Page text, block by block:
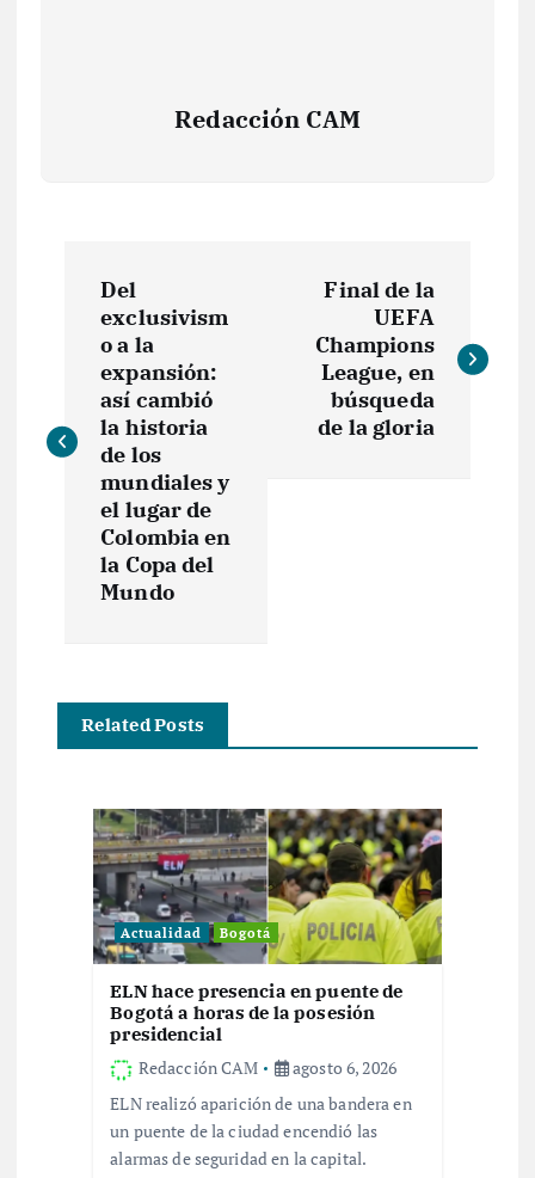
Redacción CAM
e
ó
Del
exclusivism
o a la
expansión:
así cambió
la historia
de los
mundiales y
el lugar de
Colombia en
la Copa del
Mundo
Final de la
UEFA
Champions
League, en
búsqueda
de la gloria
Related Posts
Actualidad Bogotá
ELN hace presencia en puente de
Bogotá a horas de la posesión
presidencial
Redacción CAM
agosto 6, 2026
ELN realizó aparición de una bandera en
un puente de la ciudad encendió las
alarmas de seguridad en la capital.